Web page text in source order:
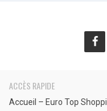
ACCÈS RAPIDE
Accueil – Euro Top